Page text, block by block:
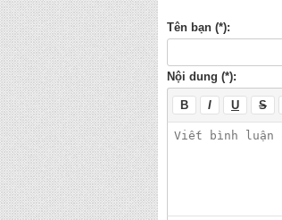
Tên bạn (*):
Nội dung (*):
B I U S